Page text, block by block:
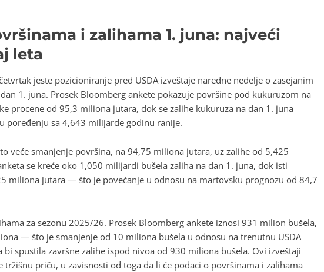
i zalihama 1. juna: najveći
leta
jeste pozicioniranje pred USDA izveštaje naredne nedelje o zasejanim
1. juna. Prosek Bloomberg ankete pokazuje površine pod kukuruzom na
procene od 95,3 miliona jutara, dok se zalihe kukuruza na dan 1. juna
poređenju sa 4,643 milijarde godinu ranije.
veće smanjenje površina, na 94,75 miliona jutara, uz zalihe od 5,425
se kreće oko 1,050 milijardi bušela zaliha na dan 1. juna, dok isti
miliona jutara — što je povećanje u odnosu na martovsku prognozu od 84,7
za sezonu 2025/26. Prosek Bloomberg ankete iznosi 931 milion bušela,
— što je smanjenje od 10 miliona bušela u odnosu na trenutnu USDA
spustila završne zalihe ispod nivoa od 930 miliona bušela. Ovi izveštaji
priču, u zavisnosti od toga da li će podaci o površinama i zalihama